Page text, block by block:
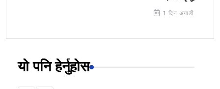
1 दिन अगाडी
यो पनि हेर्नुहोस